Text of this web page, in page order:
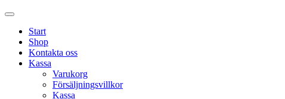
Start
Shop
Kontakta oss
Kassa
Varukorg
Försäljningsvillkor
Kassa